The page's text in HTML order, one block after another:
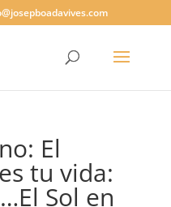
El
tu vida:
Sol en